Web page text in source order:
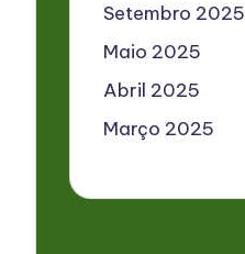
Setembro 2025
Maio 2025
Abril 2025
Março 2025